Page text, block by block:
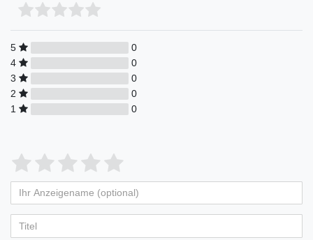
5
0
4
0
3
0
2
0
1
0